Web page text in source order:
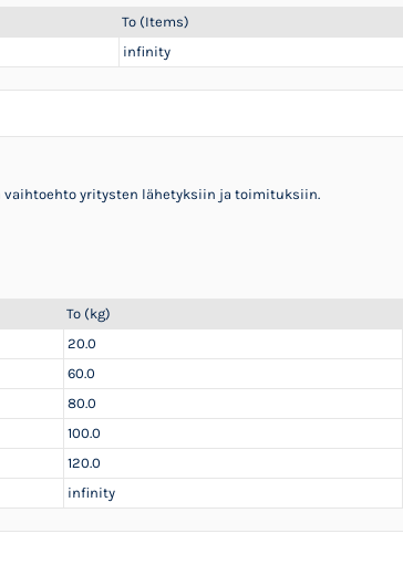
To (Items)
infinity
vaihtoehto yritysten lähetyksiin ja toimituksiin.
To (kg)
20.0
60.0
80.0
100.0
120.0
infinity